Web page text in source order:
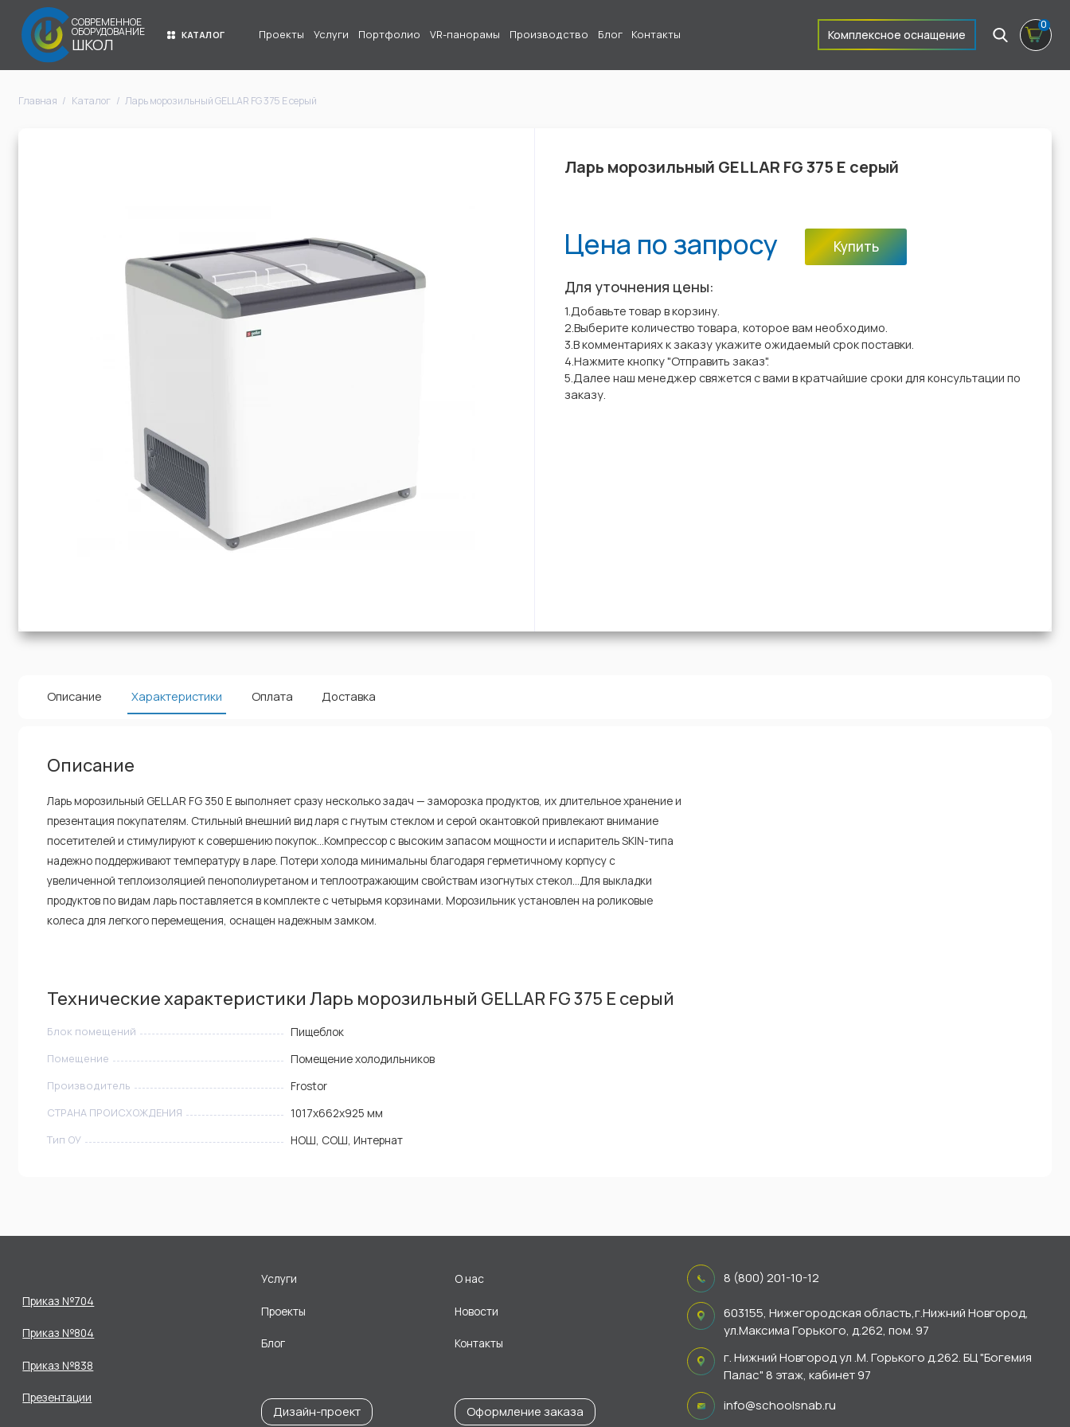
СОВРЕМЕННОЕ
ОБОРУДОВАНИЕ
ШКОЛ КАТАЛОГ Проекты Услуги Портфолио VR-панорамы Производство Блог Контакты Комплексное оснащение
0
Главная Каталог Ларь морозильный GELLAR FG 375 E серый
Ларь морозильный GELLAR FG 375 E серый
Цена по запросу Купить
Для уточнения цены:
1.Добавьте товар в корзину.
2.Выберите количество товара, которое вам необходимо.
3.В комментариях к заказу укажите ожидаемый срок поставки.
4.Нажмите кнопку "Отправить заказ".
5.Далее наш менеджер свяжется с вами в кратчайшие сроки для консультации по
заказу.
Описание Характеристики Оплата Доставка
Описание
Ларь морозильный GELLAR FG 350 E выполняет сразу несколько задач — заморозка продуктов, их длительное хранение и
презентация покупателям. Стильный внешний вид ларя с гнутым стеклом и серой окантовкой привлекают внимание
посетителей и стимулируют к совершению покупок...Компрессор с высоким запасом мощности и испаритель SKIN-типа
надежно поддерживают температуру в ларе. Потери холода минимальны благодаря герметичному корпусу с
увеличенной теплоизоляцией пенополиуретаном и теплоотражающим свойствам изогнутых стекол...Для выкладки
продуктов по видам ларь поставляется в комплекте с четырьмя корзинами. Морозильник установлен на роликовые
колеса для легкого перемещения, оснащен надежным замком.
Технические характеристики Ларь морозильный GELLAR FG 375 E серый
Блок помещений Пищеблок
Помещение Помещение холодильников
Производитель Frostor
СТРАНА ПРОИСХОЖДЕНИЯ 1017х662х925 мм
Тип ОУ НОШ, СОШ, Интернат
Приказ №704
Приказ №804
Приказ №838
Презентации
Услуги
Проекты
Блог
Дизайн-проект
О нас
Новости
Контакты
Оформление заказа
8 (800) 201-10-12
603155, Нижегородская область,г.Нижний Новгород,
ул.Максима Горького, д.262, пом. 97
г. Нижний Новгород ул .М. Горького д.262. БЦ "Богемия
Палас" 8 этаж, кабинет 97
info@schoolsnab.ru